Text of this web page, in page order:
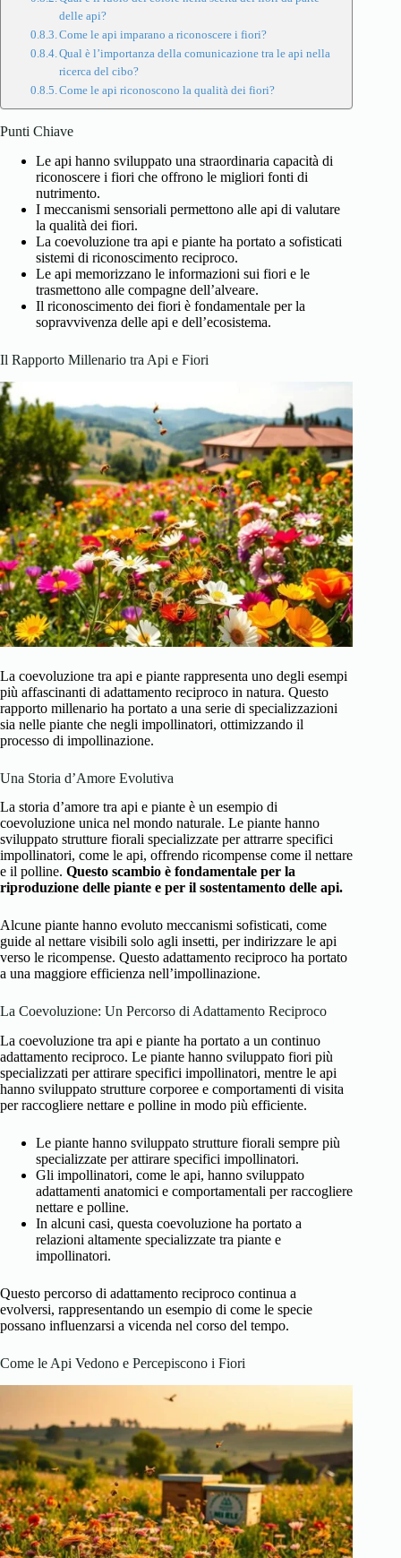
delle api?
Come le api imparano a riconoscere i fiori?
Qual è l’importanza della comunicazione tra le api nella
ricerca del cibo?
Come le api riconoscono la qualità dei fiori?
Punti Chiave
Le api hanno sviluppato una straordinaria capacità di
riconoscere i fiori che offrono le migliori fonti di
nutrimento.
I meccanismi sensoriali permettono alle api di valutare
la qualità dei fiori.
La coevoluzione tra api e piante ha portato a sofisticati
sistemi di riconoscimento reciproco.
Le api memorizzano le informazioni sui fiori e le
trasmettono alle compagne dell’alveare.
Il riconoscimento dei fiori è fondamentale per la
sopravvivenza delle api e dell’ecosistema.
Il Rapporto Millenario tra Api e Fiori
La coevoluzione tra api e piante rappresenta uno degli esempi
più affascinanti di adattamento reciproco in natura. Questo
rapporto millenario ha portato a una serie di specializzazioni
sia nelle piante che negli impollinatori, ottimizzando il
processo di impollinazione.
Una Storia d’Amore Evolutiva
La storia d’amore tra api e piante è un esempio di
coevoluzione unica nel mondo naturale. Le piante hanno
sviluppato strutture fiorali specializzate per attrarre specifici
impollinatori, come le api, offrendo ricompense come il nettare
e il polline. Questo scambio è fondamentale per la
riproduzione delle piante e per il sostentamento delle api.
Alcune piante hanno evoluto meccanismi sofisticati, come
guide al nettare visibili solo agli insetti, per indirizzare le api
verso le ricompense. Questo adattamento reciproco ha portato
a una maggiore efficienza nell’impollinazione.
La Coevoluzione: Un Percorso di Adattamento Reciproco
La coevoluzione tra api e piante ha portato a un continuo
adattamento reciproco. Le piante hanno sviluppato fiori più
specializzati per attirare specifici impollinatori, mentre le api
hanno sviluppato strutture corporee e comportamenti di visita
per raccogliere nettare e polline in modo più efficiente.
Le piante hanno sviluppato strutture fiorali sempre più
specializzate per attirare specifici impollinatori.
Gli impollinatori, come le api, hanno sviluppato
adattamenti anatomici e comportamentali per raccogliere
nettare e polline.
In alcuni casi, questa coevoluzione ha portato a
relazioni altamente specializzate tra piante e
impollinatori.
Questo percorso di adattamento reciproco continua a
evolversi, rappresentando un esempio di come le specie
possano influenzarsi a vicenda nel corso del tempo.
Come le Api Vedono e Percepiscono i Fiori